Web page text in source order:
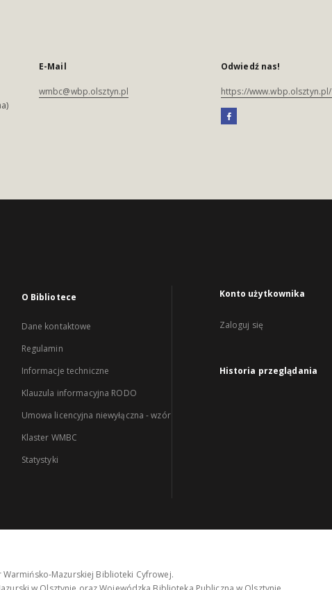
E-Mail
wmbc@wbp.olsztyn.pl
Odwiedź nas!
https://www.wbp.olsztyn.pl/
O Bibliotece
Dane kontaktowe
Regulamin
Informacje techniczne
Klauzula informacyjna RODO
Umowa licencyjna niewyłączna - wzór
Klaster WMBC
Statystyki
Konto użytkownika
Zaloguj się
Historia przeglądania
Mazurskiej Biblioteki Cyfrowej.